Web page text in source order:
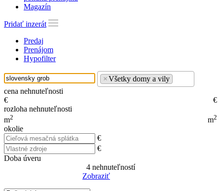
Magazín
Pridať inzerát
Predaj
Prenájom
Hypofilter
×Všetky domy a vily
cena nehnuteľnosti
€
€
rozloha nehnuteľnosti
m2 m2
okolie
€
€
Doba úveru
4nehnuteľností
Zobraziť